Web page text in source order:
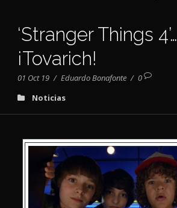
‘Stranger Things 4’…
¡Tovarich!
01 Oct 19 / Eduardo Bonafonte / 0
Noticias